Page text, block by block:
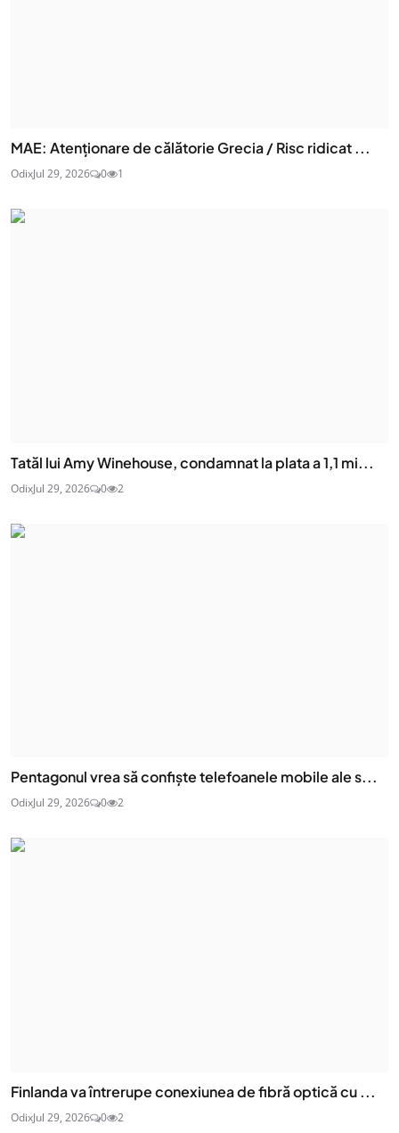
MAE: Atenţionare de călătorie Grecia / Risc ridicat ...
OdixJul 29, 2026 0 1
Tatăl lui Amy Winehouse, condamnat la plata a 1,1 mi...
OdixJul 29, 2026 0 2
Pentagonul vrea să confiște telefoanele mobile ale s...
OdixJul 29, 2026 0 2
Finlanda va întrerupe conexiunea de fibră optică cu ...
OdixJul 29, 2026 0 2